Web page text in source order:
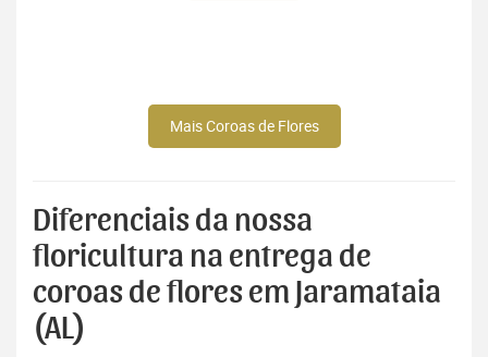
Mais Coroas de Flores
Diferenciais da nossa
floricultura na entrega de
coroas de flores em Jaramataia
(AL)